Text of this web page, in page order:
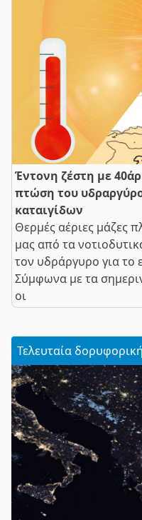
Έντονη ζέστη με
πτώση του
καταιγίδων
Θερμές αέριες μάζες
μας από τα
τον υδράργυρο για το
Σύμφωνα με τα
οι
Τελευταία